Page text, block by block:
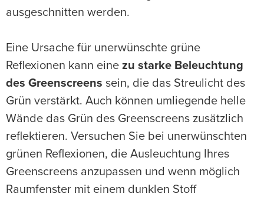
ausgeschnitten werden.
Eine Ursache für unerwünschte grüne
Reflexionen kann eine zu starke Beleuchtung
des Greenscreens sein, die das Streulicht des
Grün verstärkt. Auch können umliegende helle
Wände das Grün des Greenscreens zusätzlich
reflektieren. Versuchen Sie bei unerwünschten
grünen Reflexionen, die Ausleuchtung Ihres
Greenscreens anzupassen und wenn möglich
Raumfenster mit einem dunklen Stoff